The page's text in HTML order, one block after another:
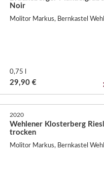
Noir
Molitor Markus, Bernkastel
0,75 l
29,90 €
2020
Wehlener Klosterberg
trocken
Molitor Markus, Bernkastel